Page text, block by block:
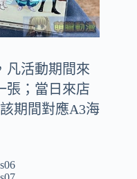
凡活動期間來
張；當日來店
期間對應A3海